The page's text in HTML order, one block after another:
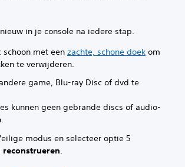
in je console na iedere stap.
schoon met een zachte, schone doek om
te verwijderen.
game, Blu-ray Disc of dvd te
kunnen geen gebrande discs of audio-
modus en selecteer optie 5
reconstrueren